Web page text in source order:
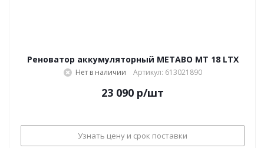
Реноватор аккумуляторный METABO MT 18 LTX
Нет в наличии Артикул: 613021890
23 090 р/шт
Узнать цену и срок поставки